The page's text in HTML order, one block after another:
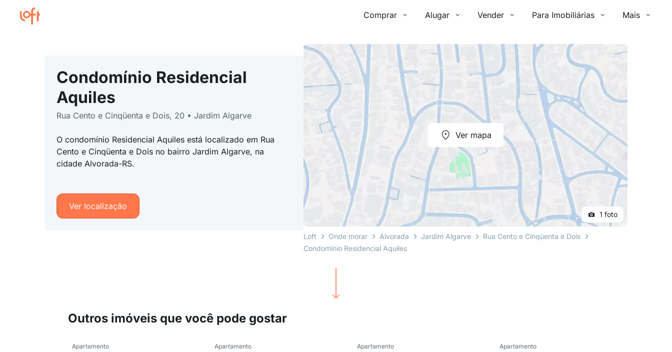
Comprar Alugar Vender Para Imobiliárias Mais
Condomínio Residencial
Aquiles
Rua Cento e Cinqüenta e Dois, 20 • Jardim Algarve
O condomínio Residencial Aquiles está localizado em Rua
Cento e Cinqüenta e Dois no bairro Jardim Algarve, na
cidade Alvorada-RS.
Ver localização
Ver mapa
1 foto
Loft Onde morar Alvorada Jardim Algarve
Rua Cento e Cinqüenta e Dois
Condomínio Residencial Aquiles
Outros imóveis que você pode gostar
Apartamento Apartamento Apartamento Apartamento